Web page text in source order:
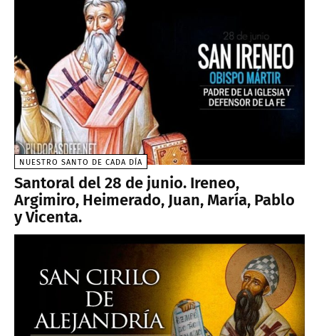
NUESTRO SANTO DE CADA DÍA
Santoral del 28 de junio. Ireneo,
Argimiro, Heimerado, Juan, María, Pablo
y Vicenta.